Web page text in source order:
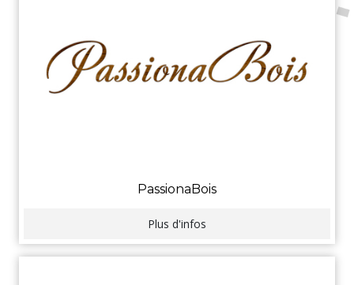
PassionaBois
Plus d'infos